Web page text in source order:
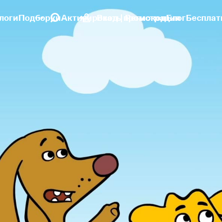
ПодборкиАктивировать промокодБлог
Вход | Регистрация